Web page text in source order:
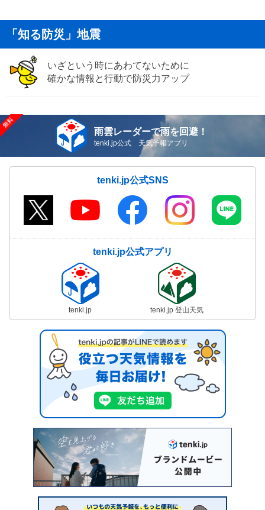
「知る防災」地震
いざという時にあわてないために
確かな情報と行動で防災力アップ
雨雲レーダーで雨を回避！
tenki.jp公式 天気予報アプリ
tenki.jp公式SNS
tenki.jp公式アプリ
tenki.jp tenki.jp 登山天気